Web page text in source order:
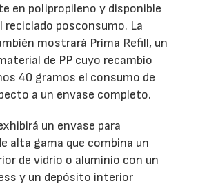
en polipropileno y disponible
reciclado posconsumo. La
mostrará Prima Refill, un
de PP cuyo recambio
40 gramos el consumo de
a un envase completo.
un envase para
alta gama que combina un
de vidrio o aluminio con un
y un depósito interior